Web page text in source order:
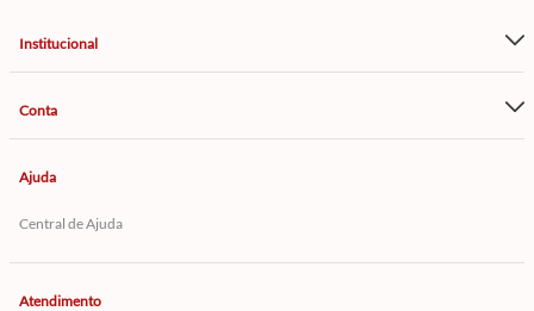
Institucional
Conta
Ajuda
Central de Ajuda
Atendimento